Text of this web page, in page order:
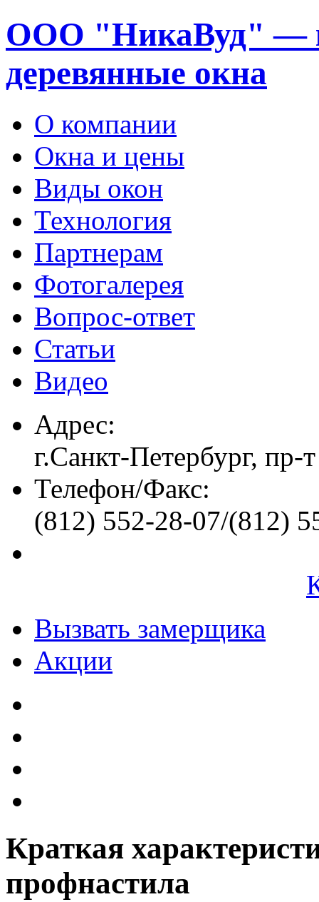
ООО "НикаВуд" —
деревянные окна
О компании
Окна и цены
Виды окон
Технология
Партнерам
Фотогалерея
Вопрос-ответ
Статьи
Видео
Адрес:
г.Санкт-Петербург, пр-
Телефон/Факс:
(812) 552-28-07/(812)
Вызвать замерщика
Акции
Краткая
профнастила